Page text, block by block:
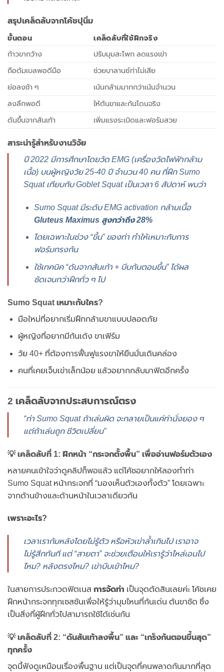
สรุปเคล็ดลับจากโค้ชปุนิ่ม
ขั้นตอน
เคล็ดลับที่ใช้ฝึกจริง
ก้าวขากว้าง
ปรับมุมสะโพก ลดแรงเข่า
ถือดัมเบลพอดีมือ ช่วยบาลานซ์ท่าไม่เสีย
ย่อลงช้า ๆ เน้นกล้ามมากกว่าเน้นจำนวน
ลงลึกพอดี ให้ต้นขาและก้นโดนจริง
ดันขึ้นจากส้นเท้า เพิ่มแรงระเบิดและฟอร์มสวย
สาระน่ารู้สำหรับงานวิจัย
ปี 2022 มีการศึกษาโดยวัด EMG (เครื่องวัดไฟฟ้ากล้าม
เนื้อ) บนผู้หญิงวัย 25-40 ปี จำนวน 40 คน ที่ฝึก Sumo
Squat เทียบกับ Goblet Squat เป็นเวลา 6 สัปดาห์ พบว่า
Sumo Squat มีระดับ EMG activation กล้ามเนื้อ
Gluteus Maximus สูงกว่าถึง 28%
โดยเฉพาะในช่วง “ขึ้น” ของท่า ทำให้เหมาะกับการ
ฟอร์มทรงก้น
ใช้เทคนิค “ดันจากส้นเท้า + บีบก้นตอนขึ้น” ได้ผล
ชัดเจนกว่าฝึกทั่ว ๆ ไป
Sumo Squat เหมาะกับใคร?
มือใหม่ที่อยากเริ่มฝึกกล้ามขาแบบปลอดภัย
ผู้หญิงที่อยากมีก้นเด้ง ขาเฟิร์ม
วัย 40+ ที่ต้องการฟื้นฟูแรงขาให้ยืนมั่นเดินคล่อง
คนที่เคยเจ็บเข่าเล็กน้อย แล้วอยากกลับมาฟิตอีกครั้ง
2 เคล็ดลับจากประสบการณ์ตรง
“ท่า Sumo Squat ถ้าเล่นผิด จะกลายเป็นแค่ท่านั่งยอง ๆ
แต่ถ้าเล่นถูก ชีวิตเปลี่ยน”
💡 เคล็ดลับที่ 1: ฝึกหน้า “กระจกตั้งพื้น” เพื่ออ่านฟอร์มตัวเอง
หลายคนเข้าใจว่าดูคลิปก็พอแล้ว แต่โค้ชอยากให้ลองทำท่า
Sumo Squat หน้ากระจกที่ “มองเห็นตัวเองทั้งตัว” โดยเฉพาะ
จากด้านข้างและด้านหน้าในเวลาเดียวกัน
เพราะอะไร?
เวลาเราก้มหลังโดยไม่รู้ตัว หรือหัวเข่าล้ำเกินไป เราอาจ
ไม่รู้สึกทันที แต่ “สายตา” จะช่วยเตือนให้เรารู้ว่าไหล่เอนไป
ไหม? หลังตรงไหม? เข่าบีบเข้าไหม?
ในสายการประกวดฟิตเนส การจัดท่า เป็นจุดตัดสินเลยค่ะ โค้ชเคย
ฝึกหน้ากระจกทุกเซสชันเพื่อให้รู้ว่ามุมไหนที่ก้นเด่น ต้นขาชัด ซึ่ง
เป็นสิ่งที่ผู้ฝึกทั่วไปสามารถใช้ได้เช่นกัน
💡 เคล็ดลับที่ 2: “ดันส้นเท้าลงพื้น” และ “เกร็งก้นตอนขึ้นสุด”
ทุกครั้ง
จุดนี้ฟังดูเหมือนเรื่องพื้นฐาน แต่เป็นจุดที่คนพลาดกันมากที่สุด